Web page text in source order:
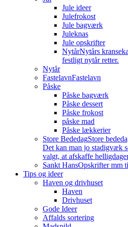
Jule ideer
Julefrokost
Jule bagværk
Juleknas
Jule opskrifter
NytårNytårs
festligt nytår retter.
Nytår
FastelavnFastelavn
Påske
Påske bagværk
Påske dessert
Påske frokost
påske mad
Påske lækkerier
Store BededagStore
Det kan man jo stadigvæk
valgt, at afskaffe
Sankt HansOpskrifter mm
Tips og ideer
Haven og drivhuset
Haven
Drivhuset
Gode Ideer
Affalds sortering